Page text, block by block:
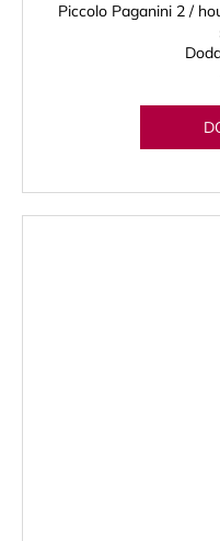
Piccolo Paganini 2 /